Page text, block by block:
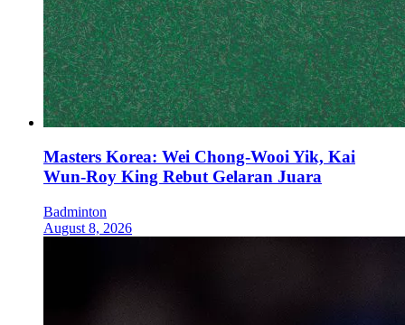
Masters Korea: Wei Chong-Wooi Yik, Kai
Wun-Roy King Rebut Gelaran Juara
Badminton
August 8, 2026